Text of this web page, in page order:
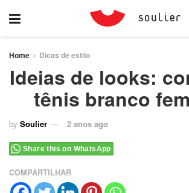
Home Dicas de estilo
Ideias de looks:
tênis branco
by Soulier 2 anos ago
Share this on WhatsApp
COMPARTILHAR